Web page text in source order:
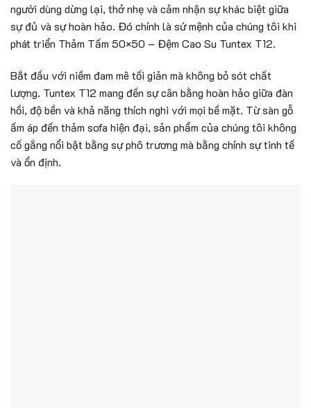
người dùng dừng lại, thở nhẹ và cảm nhận sự khác biệt giữa
sự đủ và sự hoàn hảo. Đó chính là sứ mệnh của chúng tôi khi
phát triển Thảm Tấm 50×50 – Đệm Cao Su Tuntex T12.
Bắt đầu với niềm đam mê tối giản mà không bỏ sót chất
lượng. Tuntex T12 mang đến sự cân bằng hoàn hảo giữa đàn
hồi, độ bền và khả năng thích nghi với mọi bề mặt. Từ sàn gỗ
ấm áp đến thảm sofa hiện đại, sản phẩm của chúng tôi không
cố gắng nổi bật bằng sự phô trương mà bằng chính sự tinh tế
và ổn định.